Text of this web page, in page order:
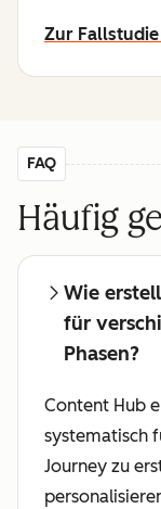
Zur
FAQ
Häufig
Wie
für
Phasen?
Content Hub
systematisch
Journey zu